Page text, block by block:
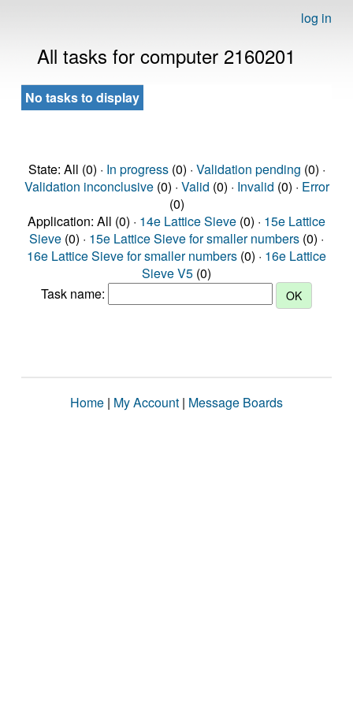
log in
All tasks for computer 2160201
No tasks to display
State: All (0) · In progress(0) · Validation pending (0) ·
Validation inconclusive(0) · Valid (0) · Invalid (0) · Error
(0)
Application: All (0) · 14e Lattice Sieve (0) · 15e Lattice
Sieve (0) · 15e Lattice Sieve for smaller numbers (0) ·
16e Lattice Sieve for smaller numbers (0) · 16e Lattice
Sieve V5 (0)
Task name:
Home | My Account | Message Boards